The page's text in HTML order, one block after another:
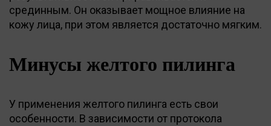
срединным. Он оказывает мощное влияние на
кожу лица, при этом является достаточно мягким.
Минусы желтого пилинга
У применения желтого пилинга есть свои
особенности. В зависимости от протокола